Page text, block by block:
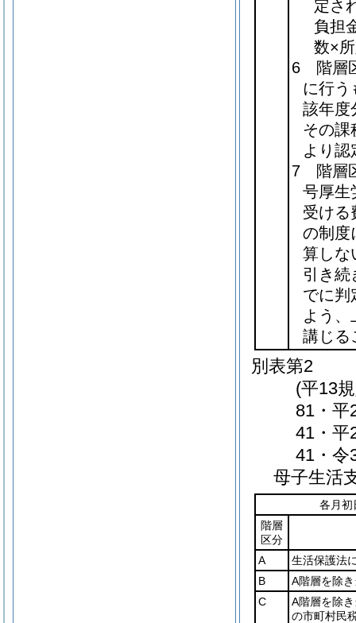
定さ
負担
数×
6 階層
に行う
該年度
その課
より認
7 階層
号厚生
受ける
の制度
算しな
引き続
でに判
よう、
講じる
別表第2
(平13
81・平
41・平
41・令
母子生活
各月初
階層
区分
A
生活保護法
B
A階層を除
C
A階層を除
の市町村民